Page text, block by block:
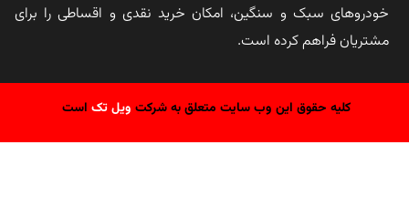
خودروهای سبک و سنگین، امکان خرید نقدی و اقساطی را برای
مشتریان فراهم کرده است.
کلیه حقوق این وب سایت متعلق به شرکت ویل تک است